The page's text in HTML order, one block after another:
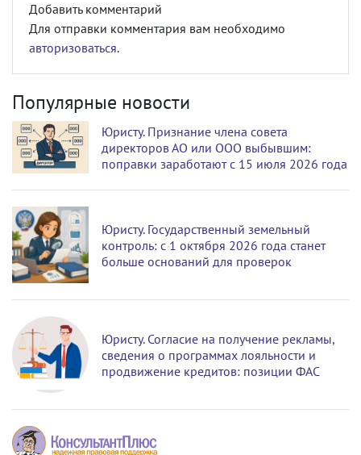
Добавить комментарий
Для отправки комментария вам необходимо
авторизоваться.
Популярные новости
Юристу. Признание члена совета
директоров АО или ООО выбывшим:
поправки заработают с 15 июля 2026 года
Юристу. Государственный земельный
контроль: с 1 октября 2026 года станет
больше оснований для проверок
Юристу. Согласие на получение рекламы,
сведения о программах лояльности и
продвижение кредитов: позиции ФАС